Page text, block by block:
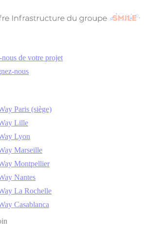
nous de votre projet
nous
Paris (siège)
Lille
Lyon
Marseille
Montpellier
Nantes
La Rochelle
Casablanca